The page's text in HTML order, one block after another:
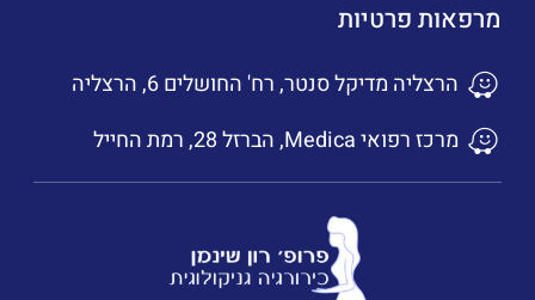
מרפאות פרטיות
הרצליה מדיקל סנטר, רח' החושלים 6, הרצליה
מרכז רפואי Medica, הברזל 28, רמת החייל